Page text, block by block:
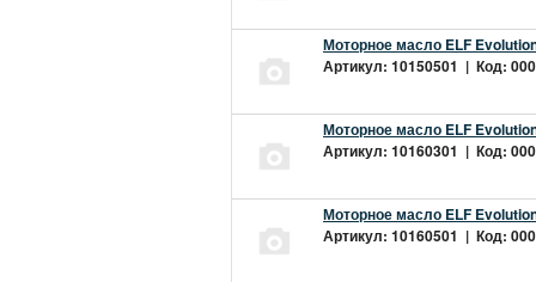
Моторное масло ELF
Артикул: 10150501 | Код:
Моторное масло ELF
Артикул: 10160301 | Код:
Моторное масло ELF
Артикул: 10160501 | Код: